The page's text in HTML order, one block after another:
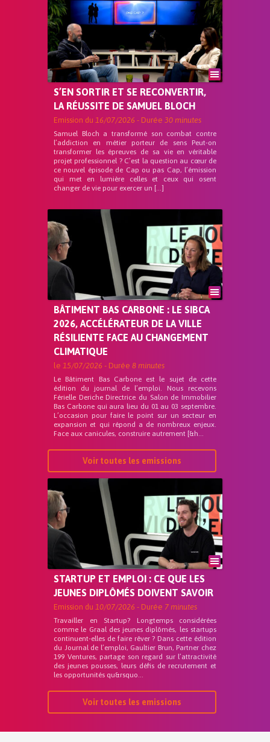
S’EN SORTIR ET SE RECONVERTIR,
LA RÉUSSITE DE SAMUEL BLOCH
Emission du 16/07/2026 - Durée 30 minutes
Samuel Bloch a transformé son combat contre
l’addiction en métier porteur de sens Peut-on
transformer les épreuves de sa vie en véritable
projet professionnel ? C’est la question au cœur de
ce nouvel épisode de Cap ou pas Cap, l’émission
qui met en lumière celles et ceux qui osent
changer de vie pour exercer un […]
BÂTIMENT BAS CARBONE : LE SIBCA
2026, ACCÉLÉRATEUR DE LA VILLE
RÉSILIENTE FACE AU CHANGEMENT
CLIMATIQUE
le 15/07/2026 - Durée 8 minutes
Le Bâtiment Bas Carbone est le sujet de cette
édition du journal de l’emploi. Nous recevons
Férielle Deriche Directrice du Salon de Immobilier
Bas Carbone qui aura lieu du 01 au 03 septembre.
L’occasion pour faire le point sur un secteur en
expansion et qui répond a de nombreux enjeux.
Face aux canicules, construire autrement [&h...
Voir toutes les emissions
STARTUP ET EMPLOI : CE QUE LES
JEUNES DIPLÔMÉS DOIVENT SAVOIR
Emission du 10/07/2026 - Durée 7 minutes
Travailler en Startup? Longtemps considérées
comme le Graal des jeunes diplômés, les startups
continuent-elles de faire rêver ? Dans cette édition
du Journal de l’emploi, Gaultier Brun, Partner chez
199 Ventures, partage son regard sur l’attractivité
des jeunes pousses, leurs défis de recrutement et
les opportunités qu&rsquo...
Voir toutes les emissions